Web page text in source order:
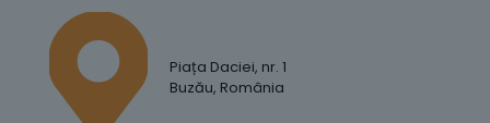
Piața Daciei, nr. 1
Buzău, România